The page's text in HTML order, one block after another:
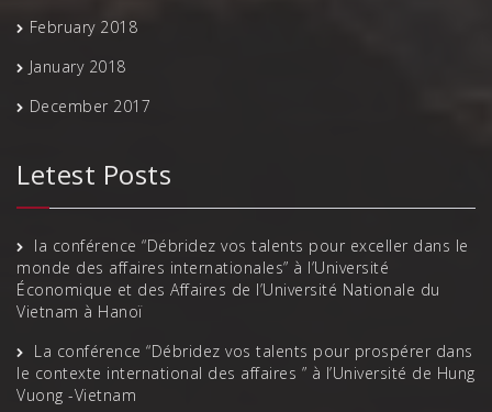
February 2018
January 2018
December 2017
Letest Posts
la conférence “Débridez vos talents pour exceller dans le
monde des affaires internationales” à l’Université
Économique et des Affaires de l’Université Nationale du
Vietnam à Hanoï
La conférence “Débridez vos talents pour prospérer dans
le contexte international des affaires ” à l’Université de Hung
Vuong -Vietnam